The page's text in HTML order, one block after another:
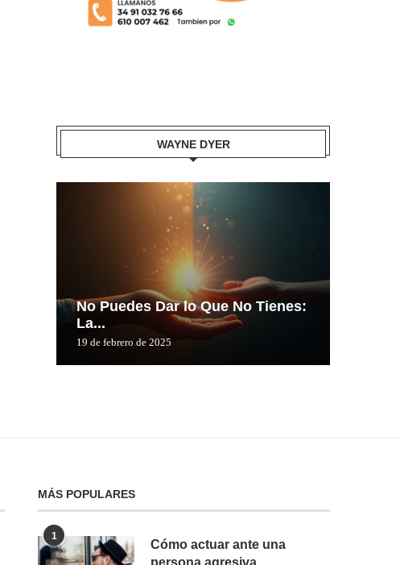
WAYNE DYER
No Puedes Dar lo Que No Tienes:
La...
19 de febrero de 2025
MÁS POPULARES
1
Cómo actuar ante una
persona agresiva